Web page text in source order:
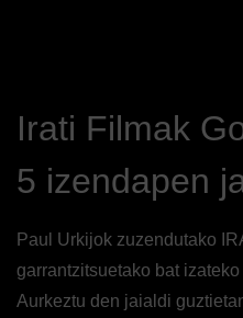
Irati Filmak
5 izendapen
Paul Urkijok zuzendutako
garrantzitsuetako bat
Aurkeztu den jaialdi